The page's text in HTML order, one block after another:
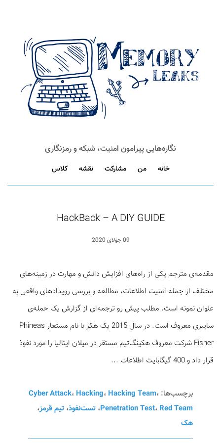
نگاره‌هایی پیرامون امنیت، شبکه و رمزنگاری
خانه من مشارکت نقشه کلاس
HackBack – A DIY GUIDE
09 جولای 2020
مقدمه‌ی مترجم یکی از راه‌های افزایش دانش و مهارت در زمینه‌های
مختلف از جمله امنیت اطلاعات، مطالعه و بررسی رویداد‌های واقعی به
عنوان نمونه است. مطلب پیش رو ترجمه‌ای از گزارش یک حمله‌ی
سایبری معروف است. در سال 2015 یک هکر با نام مستعار Phineas
Fisher شرکت معروف هکینگ‌تیم مستقر در میلان ایتالیا را مورد نفوذ
قرار داد و 400 گیگابایت اطلاعات ...
برچسب‌ها: Cyber Attack، Hacking، Hacking Team،
Penetration Test، Red Team ، تست‌نفوذ، تیم قرمز،
هک